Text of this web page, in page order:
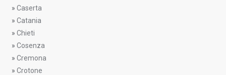
» Caserta
» Catania
» Chieti
» Cosenza
» Cremona
» Crotone